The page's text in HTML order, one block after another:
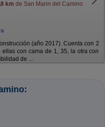
km de San Marin del Camino
(año 2017). Cuenta con 2
ellas con cama de 1, 35, la otra con
de ...